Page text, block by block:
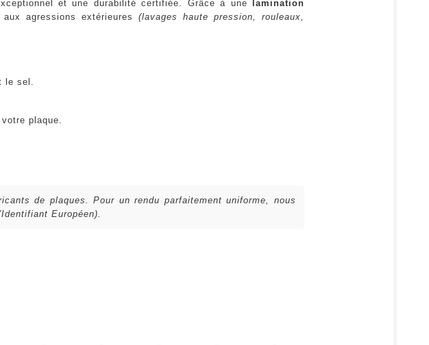
et une durabilité certifiée. Grâce à une
lamination
aux agressions extérieures(lavages haute pression, rouleaux,
sel.
plaque.
de plaques. Pour un rendu parfaitement uniforme, nous
Européen).